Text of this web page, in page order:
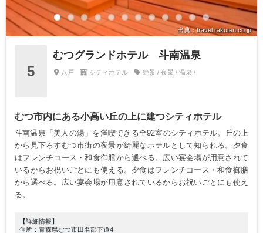
出典：travel.rakuten.co.jp
5
むつグランドホテル 斗南温泉
八戸 シティホテル 絶景 / 夜景 / 温泉 /
むつ市内にある小高い丘の上に建つシティホテル
斗南温泉「美人の湯」を満喫できる全92室のシティホテル。丘の上
から見下ろすむつ市街の夜景が綺麗なホテルとして知られる。夕食
はフレンチコース・和食御膳から選べる。広い宴会場が用意されて
いるからお祝いごとにも使える。夕食はフレンチコース・和食御膳
から選べる。広い宴会場が用意されているからお祝いごとにも使え
る。
【詳細情報】
住所：青森県むつ市田名部下道4